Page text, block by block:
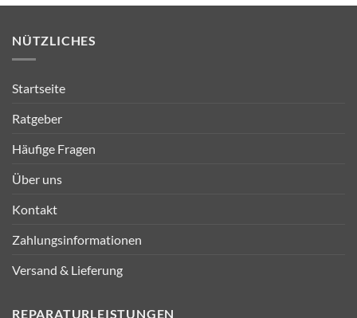
NÜTZLICHES
Startseite
Ratgeber
Häufige Fragen
Über uns
Kontakt
Zahlungsinformationen
Versand & Lieferung
REPARATURLEISTUNGEN